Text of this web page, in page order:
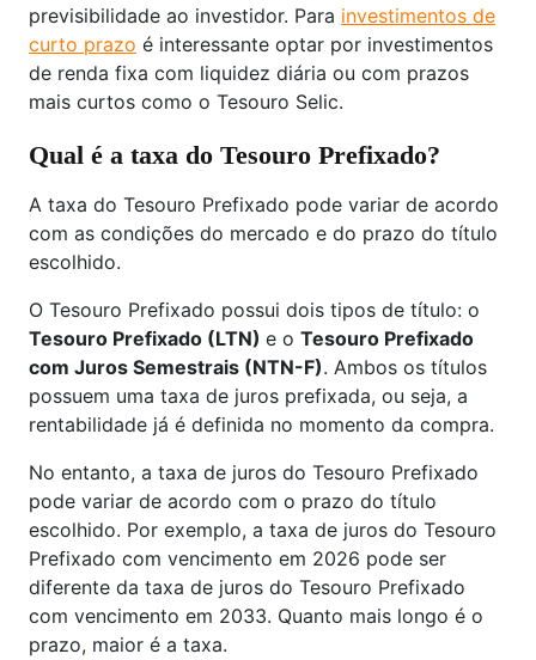
previsibilidade ao investidor. Para investimentos de
curto prazo é interessante optar por investimentos
de renda fixa com liquidez diária ou com prazos
mais curtos como o Tesouro Selic.
Qual é a taxa do Tesouro Prefixado?
A taxa do Tesouro Prefixado pode variar de acordo
com as condições do mercado e do prazo do título
escolhido.
O Tesouro Prefixado possui dois tipos de título: o
Tesouro Prefixado (LTN) e o Tesouro Prefixado
com Juros Semestrais (NTN-F). Ambos os títulos
possuem uma taxa de juros prefixada, ou seja, a
rentabilidade já é definida no momento da compra.
No entanto, a taxa de juros do Tesouro Prefixado
pode variar de acordo com o prazo do título
escolhido. Por exemplo, a taxa de juros do Tesouro
Prefixado com vencimento em 2026 pode ser
diferente da taxa de juros do Tesouro Prefixado
com vencimento em 2033. Quanto mais longo é o
prazo, maior é a taxa.